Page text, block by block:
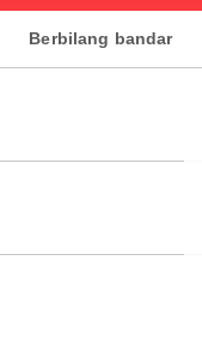
Berbilang bandar